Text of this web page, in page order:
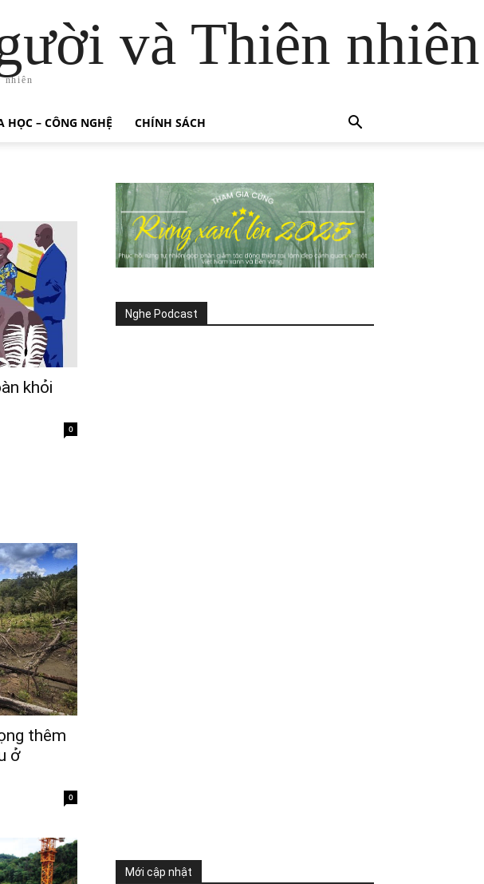
và Thiên nhiên
nhiên
HỌC – CÔNG NGHỆ CHÍNH SÁCH
khỏi
0
thêm
ở
0
Nghe Podcast
Mới cập nhật